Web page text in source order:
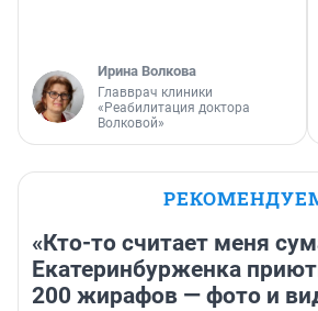
Ирина Волкова
Главврач клиники
«Реабилитация доктора
Волковой»
«Кто-то считает меня
Екатеринбурженка
200 жирафов — фото и